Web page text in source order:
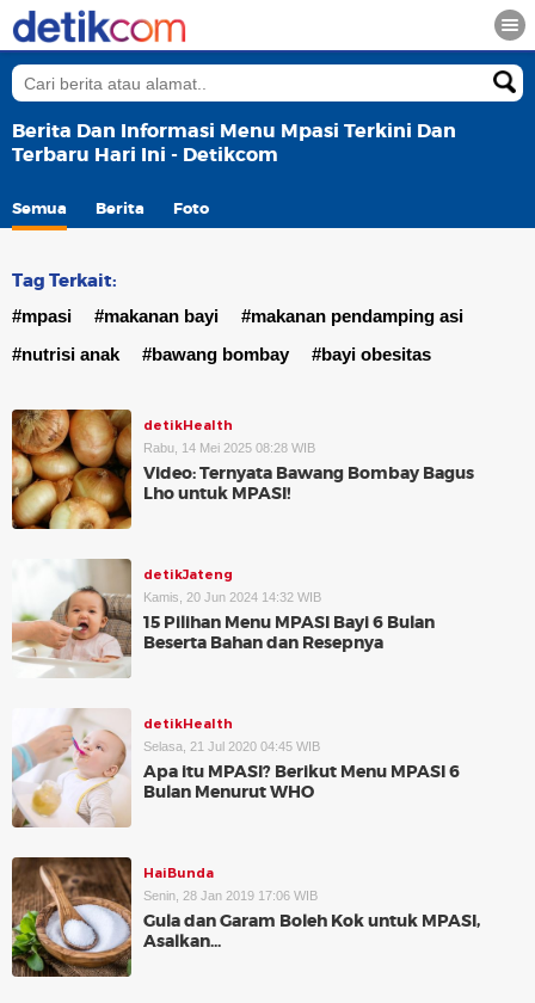
Berita Dan Informasi Menu Mpasi Terkini Dan
Terbaru Hari Ini - Detikcom
Semua Berita Foto
Tag Terkait:
#mpasi #makanan bayi
#makanan pendamping asi
#nutrisi anak
#bawang bombay #bayi obesitas
detikHealth
Rabu, 14 Mei 2025 08:28 WIB
Video: Ternyata Bawang Bombay Bagus
Lho untuk MPASI!
detikJateng
Kamis, 20 Jun 2024 14:32 WIB
15 Pilihan Menu MPASI Bayi 6 Bulan
Beserta Bahan dan Resepnya
detikHealth
Selasa, 21 Jul 2020 04:45 WIB
Apa itu MPASI? Berikut Menu MPASI 6
Bulan Menurut WHO
HaiBunda
Senin, 28 Jan 2019 17:06 WIB
Gula dan Garam Boleh Kok untuk MPASI,
Asalkan...